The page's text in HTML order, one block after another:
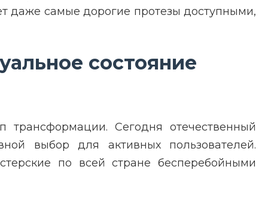
даже самые дорогие протезы доступными,
состояние
Сегодня отечественный
выбор для активных пользователей.
по всей стране бесперебойными